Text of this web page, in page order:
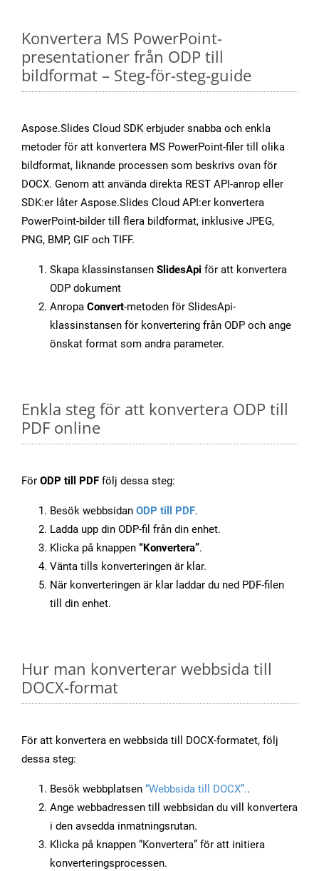
Konvertera MS PowerPoint-
presentationer från ODP till
bildformat – Steg-för-steg-guide
Aspose.Slides Cloud SDK erbjuder snabba och enkla
metoder för att konvertera MS PowerPoint-filer till olika
bildformat, liknande processen som beskrivs ovan för
DOCX. Genom att använda direkta REST API-anrop eller
SDK:er låter Aspose.Slides Cloud API:er konvertera
PowerPoint-bilder till flera bildformat, inklusive JPEG,
PNG, BMP, GIF och TIFF.
Skapa klassinstansen SlidesApi för att konvertera
ODP dokument
Anropa Convert-metoden för SlidesApi-
klassinstansen för konvertering från ODP och ange
önskat format som andra parameter.
Enkla steg för att konvertera ODP till
PDF online
För ODP till PDF följ dessa steg:
Besök webbsidan ODP till PDF.
Ladda upp din ODP-fil från din enhet.
Klicka på knappen “Konvertera”.
Vänta tills konverteringen är klar.
När konverteringen är klar laddar du ned PDF-filen
till din enhet.
Hur man konverterar webbsida till
DOCX-format
För att konvertera en webbsida till DOCX-formatet, följ
dessa steg:
Besök webbplatsen “Webbsida till DOCX”..
Ange webbadressen till webbsidan du vill konvertera
i den avsedda inmatningsrutan.
Klicka på knappen “Konvertera” för att initiera
konverteringsprocessen.